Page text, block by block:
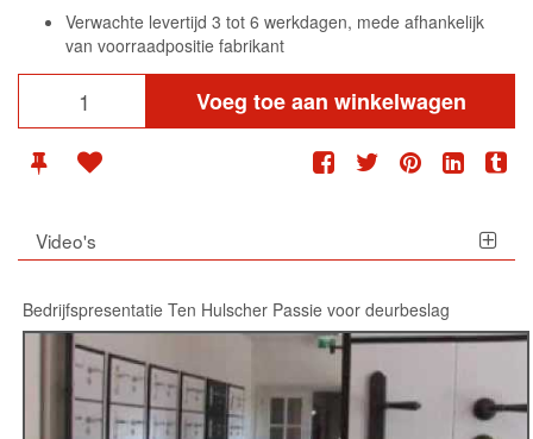
Verwachte levertijd 3 tot 6 werkdagen, mede afhankelijk
van voorraadpositie fabrikant
Voeg toe aan winkelwagen
Video's
Bedrijfspresentatie Ten Hulscher Passie voor deurbeslag